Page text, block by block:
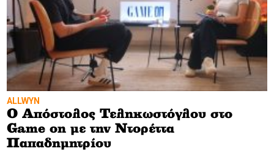
ALLWYN
Ο Απόστολος Τεληκωστόγλου στο
Game on με την Ντορέττα
Παπαδημητρίου